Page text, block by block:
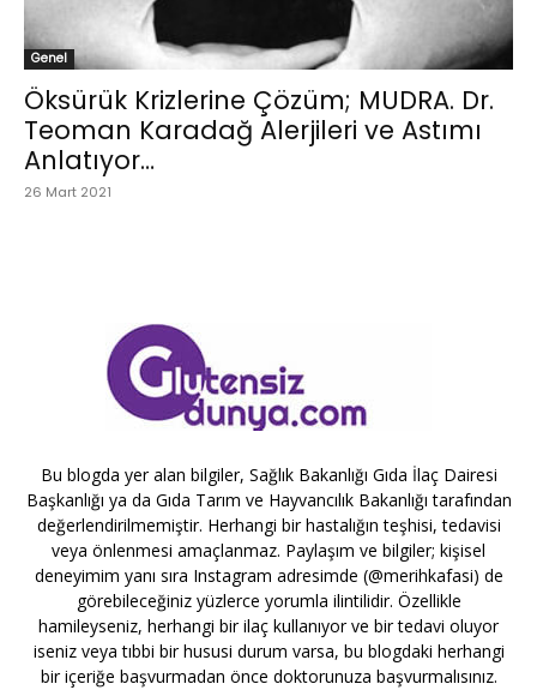
Genel
Öksürük Krizlerine Çözüm; MUDRA. Dr.
Teoman Karadağ Alerjileri ve Astımı
Anlatıyor…
26 Mart 2021
Bu blogda yer alan bilgiler, Sağlık Bakanlığı Gıda İlaç Dairesi
Başkanlığı ya da Gıda Tarım ve Hayvancılık Bakanlığı tarafından
değerlendirilmemiştir. Herhangi bir hastalığın teşhisi, tedavisi
veya önlenmesi amaçlanmaz. Paylaşım ve bilgiler; kişisel
deneyimim yanı sıra Instagram adresimde (@merihkafasi) de
görebileceğiniz yüzlerce yorumla ilintilidir. Özellikle
hamileyseniz, herhangi bir ilaç kullanıyor ve bir tedavi oluyor
iseniz veya tıbbi bir hususi durum varsa, bu blogdaki herhangi
bir içeriğe başvurmadan önce doktorunuza başvurmalısınız.